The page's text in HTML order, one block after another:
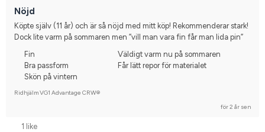
Nöjd
Köpte själv (11 år) och är så nöjd med mitt köp! Rekommenderar stark!
Dock lite varm på sommaren men ”vill man vara fin får man lida pin”
Fin
Bra passform
Skön på vintern
Väldigt varm nu på sommaren
Får lätt repor för materialet
Ridhjälm VG1 Advantage CRW®
för 2 år sen
1 like